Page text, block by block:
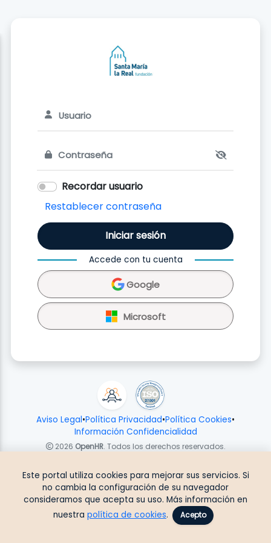
Este portal utiliza cookies para mejorar sus servicios. Si
no cambia la configuración de su navegador
consideramos que acepta su uso. Más información en
nuestra política de cookies. Acepto
Recordar usuario
Restablecer contraseña
Iniciar sesión
Accede con tu cuenta
Google
Microsoft
Aviso Legal•Política Privacidad•Política Cookies•
Información Confidencialidad
2026 OpenHR. Todos los derechos reservados.